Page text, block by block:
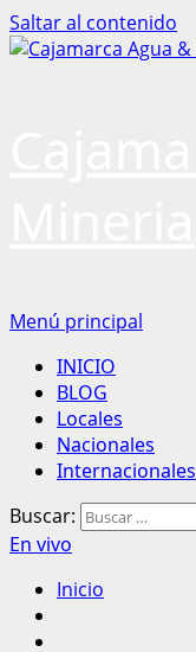
Saltar al contenido
Menú principal
INICIO
BLOG
Locales
Nacionales
Internacionales
Buscar:
En vivo
Inicio